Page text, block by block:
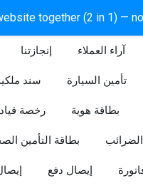
together (2 in 1) —
إنجازتنا آراء العملاء
سند تأمين السيارة
رخصة بطاقة هوية
بطاقة التأمين
إيصال دفع